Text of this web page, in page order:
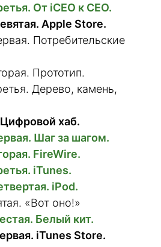
От iCEO к CEO.
Apple Store.
Потребительские
Прототип.
Дерево, камень,
хаб.
Шаг за шагом.
FireWire.
iTunes.
iPod.
«Вот оно!»
Белый кит.
iTunes Store.